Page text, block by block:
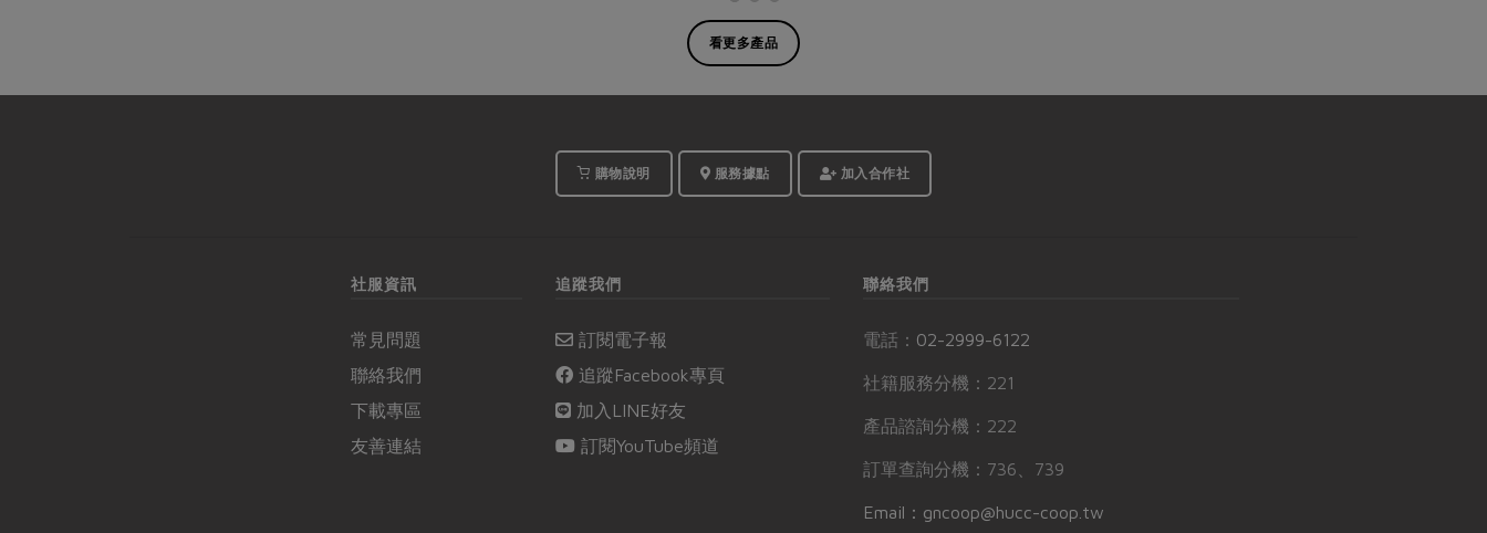
看更多產品
購物說明 服務據點 加入合作社
社服資訊
常見問題
聯絡我們
下載專區
友善連結
追蹤我們
訂閱電子報
追蹤Facebook專頁
加入LINE好友
訂閱YouTube頻道
聯絡我們
電話： 02-2999-6122
社籍服務分機：221
產品諮詢分機：222
訂單查詢分機：736、739
Email：gncoop@hucc-coop.tw